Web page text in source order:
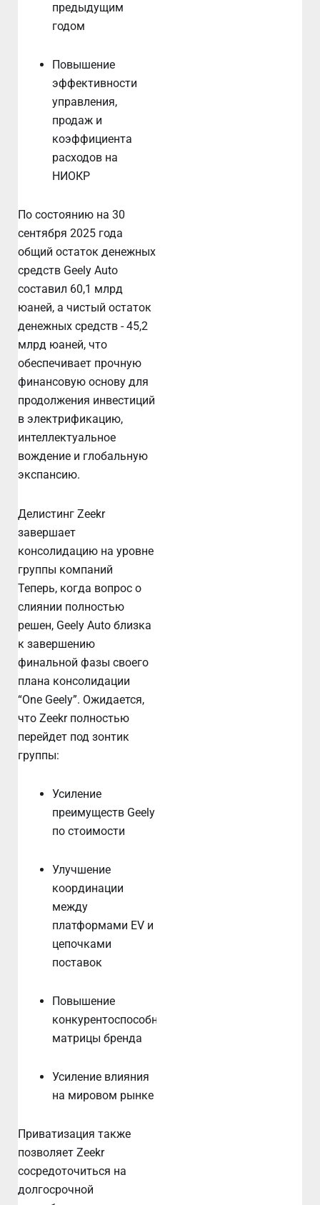
предыдущим
годом
Повышение
эффективности
управления,
продаж и
коэффициента
расходов на
НИОКР
По состоянию на 30
сентября 2025 года
общий остаток денежных
средств Geely Auto
составил 60,1 млрд
юаней, а чистый остаток
денежных средств - 45,2
млрд юаней, что
обеспечивает прочную
финансовую основу для
продолжения инвестиций
в электрификацию,
интеллектуальное
вождение и глобальную
экспансию.
Делистинг Zeekr
завершает
консолидацию на уровне
группы компаний
Теперь, когда вопрос о
слиянии полностью
решен, Geely Auto близка
к завершению
финальной фазы своего
плана консолидации
“One Geely”. Ожидается,
что Zeekr полностью
перейдет под зонтик
группы:
Усиление
преимуществ Geely
по стоимости
Улучшение
координации
между
платформами EV и
цепочками
поставок
Повышение
конкурентоспособности
матрицы бренда
Усиление влияния
на мировом рынке
Приватизация также
позволяет Zeekr
сосредоточиться на
долгосрочной